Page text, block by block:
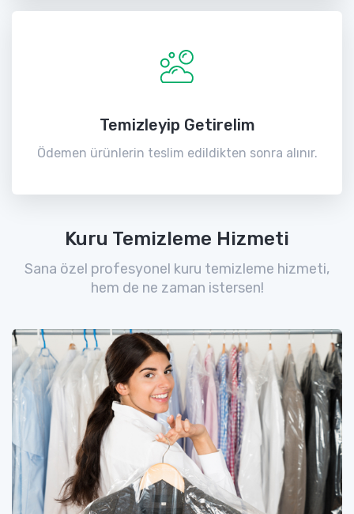
Temizleyip Getirelim
Ödemen ürünlerin teslim edildikten sonra alınır.
Kuru Temizleme Hizmeti
Sana özel profesyonel kuru temizleme hizmeti,
hem de ne zaman istersen!